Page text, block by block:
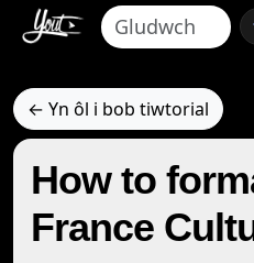
← Yn ôl i bob tiwtorial
How to
France